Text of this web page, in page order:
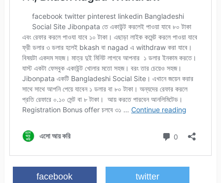
facebook twitter